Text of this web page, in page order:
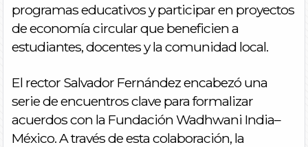
programas educativos y participar en proyectos
de economía circular que beneficien a
estudiantes, docentes y la comunidad local.
El rector Salvador Fernández encabezó una
serie de encuentros clave para formalizar
acuerdos con la Fundación Wadhwani India–
México. A través de esta colaboración, la